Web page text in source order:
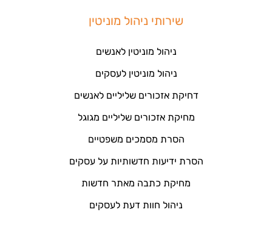
שירותי ניהול מוניטין
ניהול מוניטין לאנשים
ניהול מוניטין לעסקים
דחיקת אזכורים שליליים לאנשים
מחיקת אזכורים שליליים מגוגל
הסרת מסמכים משפטיים
הסרת ידיעות חדשותיות על עסקים
מחיקת כתבה מאתר חדשות
ניהול חוות דעת לעסקים